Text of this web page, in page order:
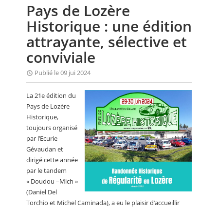
ANNUAIRES
PETITES ANNONCES
Pays de Lozère
Historique : une édition
attrayante, sélective et
conviviale
Publié le 09 jui 2024
La 21e édition du
Pays de Lozère
Historique,
toujours organisé
par l’Ecurie
Gévaudan et
dirigé cette année
par le tandem
« Doudou –Mich »
(Daniel Del
Torchio et Michel Caminada), a eu le plaisir d’accueillir